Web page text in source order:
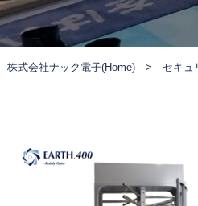
株式会社ナック電子(Home) > セキュ